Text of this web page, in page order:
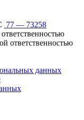
77 — 73258
ответственностью
данных